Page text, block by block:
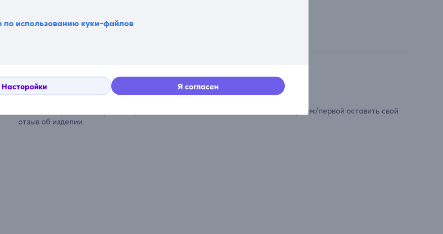
по использованию куки-файлов
Насторойки Я согласен
После совершения покупки откроется возможность внести свой вклад и первым/первой оставить свой
отзыв об изделии.